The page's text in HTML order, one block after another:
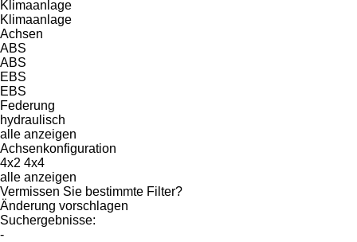
Klimaanlage
Klimaanlage
Achsen
ABS
ABS
EBS
EBS
Federung
hydraulisch
alle anzeigen
Achsenkonfiguration
4x2 4x4
alle anzeigen
Vermissen Sie bestimmte Filter?
Änderung vorschlagen
Suchergebnisse:
-